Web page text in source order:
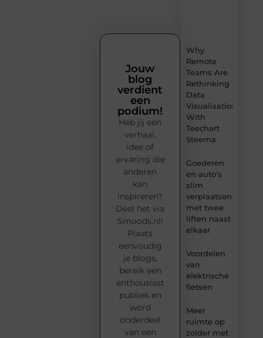
Why
Remote
Teams Are
Rethinking
Data
Visualisation
With
Teechart
Steema
Goederen
en auto’s
slim
verplaatsen
met twee
liften naast
elkaar
Voordelen
van
elektrische
fietsen
Meer
ruimte op
zolder met
Jouw
blog
verdient
een
podium!
Heb jij een
verhaal,
idee of
ervaring die
anderen
kan
inspireren?
Deel het via
Smoods.nl!
Plaats
eenvoudig
je blogs,
bereik een
enthousiast
publiek en
word
onderdeel
van een